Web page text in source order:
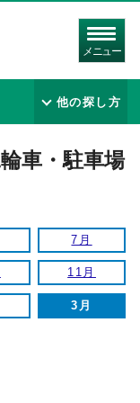
メニュー
他の探し方
車・駐車場
7月
11月
3月